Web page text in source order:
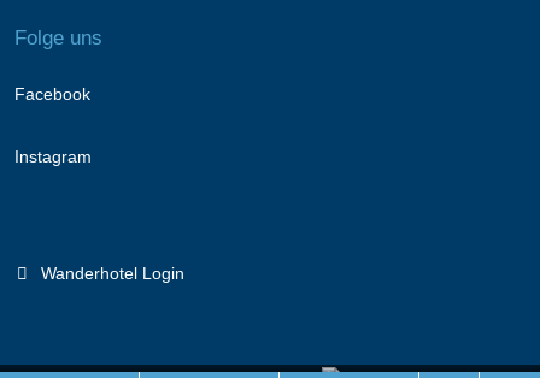
Folge uns
Facebook
Instagram
Wanderhotel Login